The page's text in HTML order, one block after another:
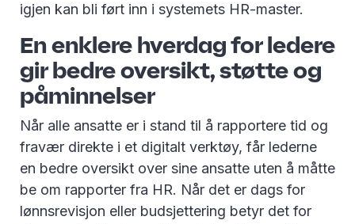
igjen kan bli ført inn i systemets HR-master.
En enklere hverdag for ledere
gir bedre oversikt, støtte og
påminnelser
Når alle ansatte er i stand til å rapportere tid og
fravær direkte i et digitalt verktøy, får lederne
en bedre oversikt over sine ansatte uten å måtte
be om rapporter fra HR. Når det er dags for
lønnsrevisjon eller budsjettering betyr det for